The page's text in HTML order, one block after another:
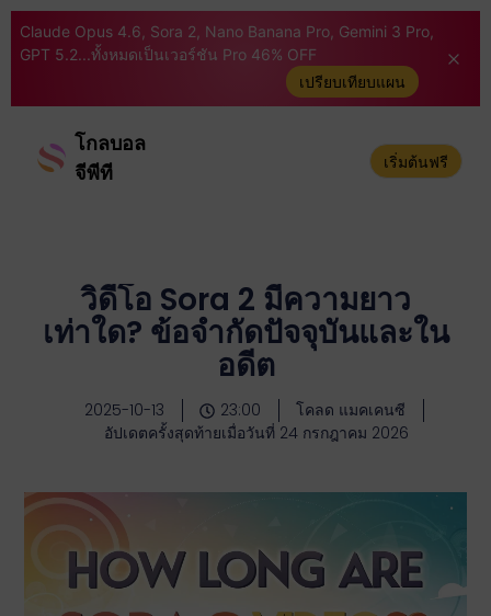
Claude Opus 4.6, Sora 2, Nano Banana Pro, Gemini 3 Pro,
GPT 5.2...ทั้งหมดเป็นเวอร์ชัน Pro 46% OFF
เปรียบเทียบแผน
โกลบอล
จีพีที
เริ่มต้นฟรี
วิดีโอ Sora 2 มีความยาว
เท่าใด? ข้อจำกัดปัจจุบันและใน
อดีต
2025-10-13 23:00
โคลด แมคเคนซี
อัปเดตครั้งสุดท้ายเมื่อวันที่ 24 กรกฎาคม 2026